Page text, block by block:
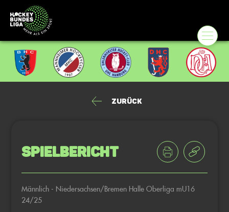
Zurück
Spielbericht
Männlich - Niedersachsen/Bremen Halle Oberliga mU16
24/25